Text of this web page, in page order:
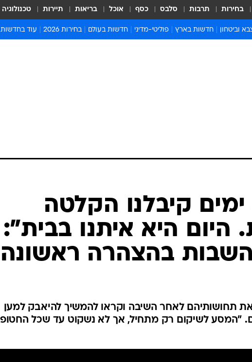
בחירות תרבות סלבס כסף אוכל בריאות תיירות טכנולוגיה
וביטחון חדשות בארץ פוליטי-מדיני חדשות בעולם בחירות 2026 עוד בחדשות
המייל האדום
"לפני 472 ימים קיבלנו הקלטה
היא איתנו בבית":
בהצהרה ראשונה
תחושותיהם לאחר השיבה וקראו להמשיך להיאבק למען
"המסע לשיקום רק מתחיל, אך לא נשקוט עד שכל